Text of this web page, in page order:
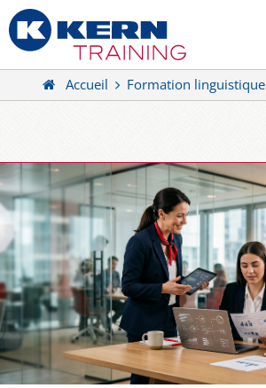
Accueil Formation linguistique